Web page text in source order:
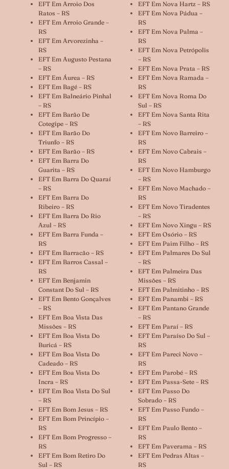
EFT Em Arroio Dos
Ratos – RS
EFT Em Arroio Grande –
RS
EFT Em Arvorezinha –
RS
EFT Em Augusto Pestana
– RS
EFT Em Áurea – RS
EFT Em Bagé – RS
EFT Em Balneário Pinhal
– RS
EFT Em Barão De
Cotegipe – RS
EFT Em Barão Do
Triunfo – RS
EFT Em Barão – RS
EFT Em Barra Do
Guarita – RS
EFT Em Barra Do Quaraí
– RS
EFT Em Barra Do
Ribeiro – RS
EFT Em Barra Do Rio
Azul – RS
EFT Em Barra Funda –
RS
EFT Em Barracão – RS
EFT Em Barros Cassal –
RS
EFT Em Benjamin
Constant Do Sul – RS
EFT Em Bento Gonçalves
– RS
EFT Em Boa Vista Das
Missões – RS
EFT Em Boa Vista Do
Buricá – RS
EFT Em Boa Vista Do
Cadeado – RS
EFT Em Boa Vista Do
Incra – RS
EFT Em Boa Vista Do Sul
– RS
EFT Em Bom Jesus – RS
EFT Em Bom Princípio –
RS
EFT Em Bom Progresso –
RS
EFT Em Bom Retiro Do
Sul – RS
EFT Em Nova Hartz – RS
EFT Em Nova Pádua –
RS
EFT Em Nova Palma –
RS
EFT Em Nova Petrópolis
– RS
EFT Em Nova Prata – RS
EFT Em Nova Ramada –
RS
EFT Em Nova Roma Do
Sul – RS
EFT Em Nova Santa Rita
– RS
EFT Em Novo Barreiro –
RS
EFT Em Novo Cabrais –
RS
EFT Em Novo Hamburgo
– RS
EFT Em Novo Machado –
RS
EFT Em Novo Tiradentes
– RS
EFT Em Novo Xingu – RS
EFT Em Osório – RS
EFT Em Paim Filho – RS
EFT Em Palmares Do Sul
– RS
EFT Em Palmeira Das
Missões – RS
EFT Em Palmitinho – RS
EFT Em Panambi – RS
EFT Em Pantano Grande
– RS
EFT Em Paraí – RS
EFT Em Paraíso Do Sul –
RS
EFT Em Pareci Novo –
RS
EFT Em Parobé – RS
EFT Em Passa-Sete – RS
EFT Em Passo Do
Sobrado – RS
EFT Em Passo Fundo –
RS
EFT Em Paulo Bento –
RS
EFT Em Paverama – RS
EFT Em Pedras Altas –
RS